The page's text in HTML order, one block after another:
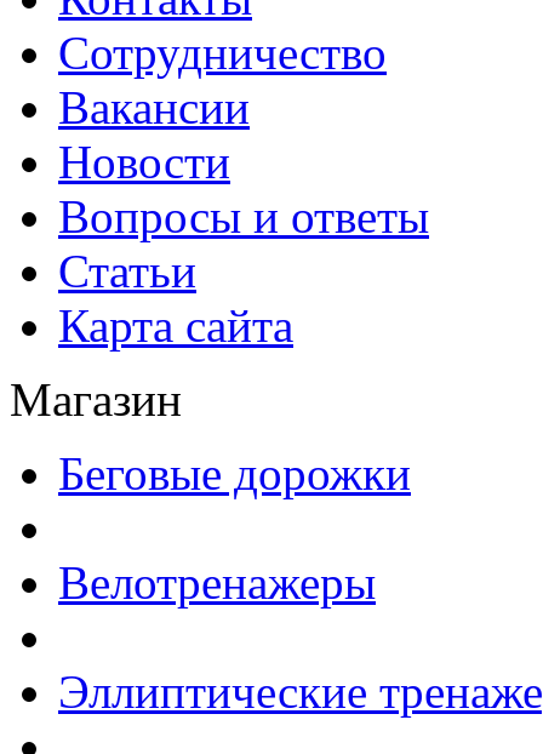
Сотрудничество
Вакансии
Новости
Вопросы и ответы
Статьи
Карта сайта
Магазин
Беговые дорожки
Велотренажеры
Эллиптические